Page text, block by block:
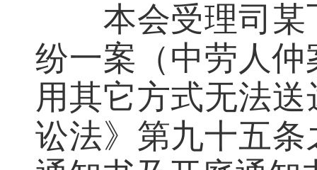
本会受理司
纷一案（中劳人仲
用其它方式无法
讼法》第九十五